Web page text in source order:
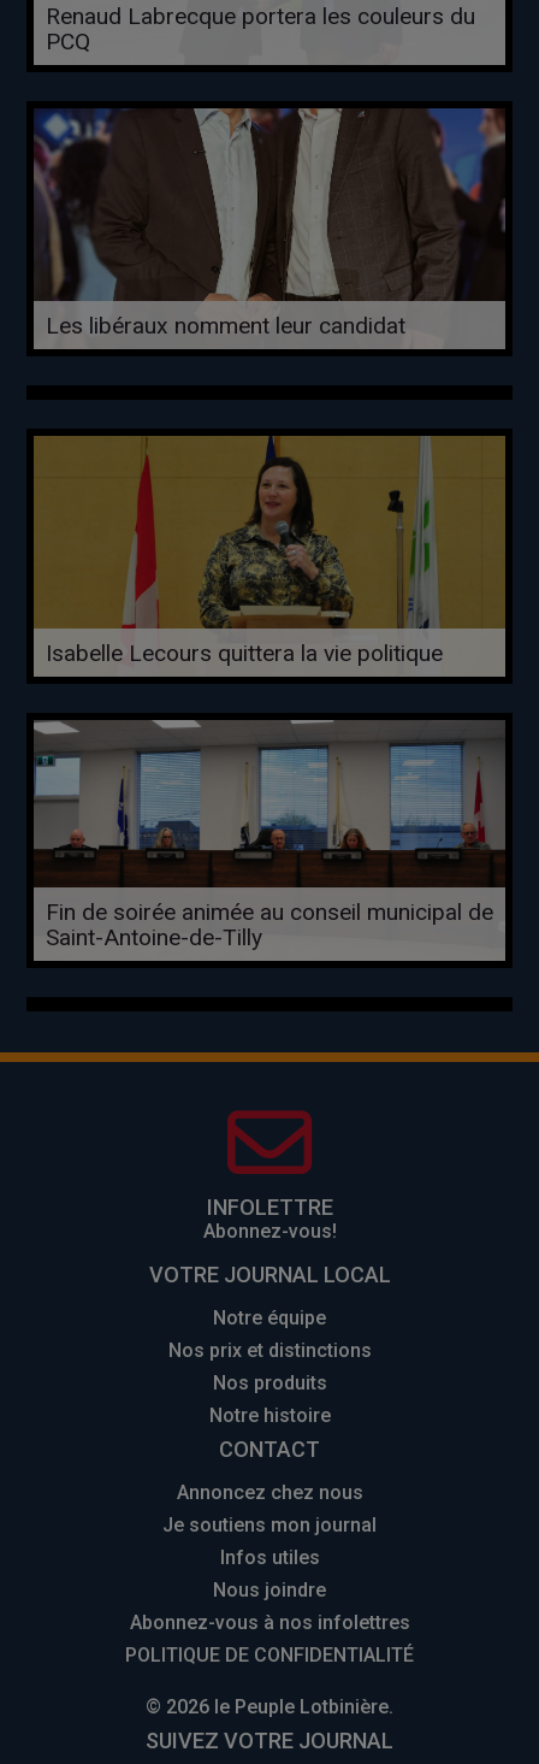
Renaud Labrecque portera les couleurs du
PCQ
Les libéraux nomment leur candidat
Isabelle Lecours quittera la vie politique
Fin de soirée animée au conseil municipal de
Saint-Antoine-de-Tilly
INFOLETTRE
Abonnez-vous!
VOTRE JOURNAL LOCAL
Notre équipe
Nos prix et distinctions
Nos produits
Notre histoire
CONTACT
Annoncez chez nous
Je soutiens mon journal
Infos utiles
Nous joindre
Abonnez-vous à nos infolettres
POLITIQUE DE CONFIDENTIALITÉ
© 2026 le Peuple Lotbinière.
SUIVEZ VOTRE JOURNAL